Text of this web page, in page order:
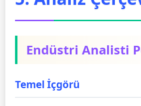
Endüstri Analisti
Temel İçgörü